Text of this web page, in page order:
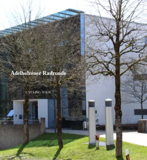
Zum
Inhalt
Zur
Suche
Zum
Footer
Adelholzener Radrunde
CYCLING TOUR